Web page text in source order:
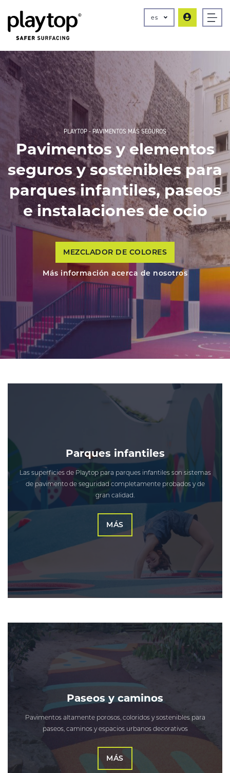
es
PLAYTOP - PAVIMENTOS MÁS SEGUROS
Pavimentos y elementos
seguros y sostenibles para
parques infantiles, paseos
e instalaciones de ocio
MEZCLADOR DE COLORES
Más información acerca de nosotros
Parques infantiles
Las superficies de Playtop para parques infantiles son sistemas
de pavimento de seguridad completamente probados y de
gran calidad.
MÁS
Paseos y caminos
Pavimentos altamente porosos, coloridos y sostenibles para
paseos, caminos y espacios urbanos decorativos
MÁS